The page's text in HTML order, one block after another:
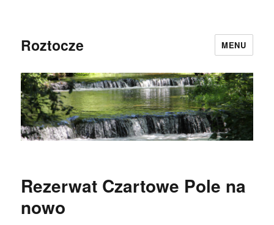
Roztocze MENU
Rezerwat Czartowe Pole na
nowo